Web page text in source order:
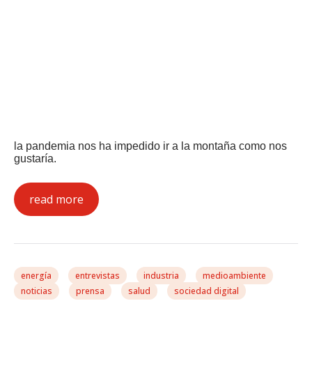
la pandemia nos ha impedido ir a la montaña como nos
gustaría.
read more
energía entrevistas industria
medioambiente
noticias
prensa salud sociedad digital